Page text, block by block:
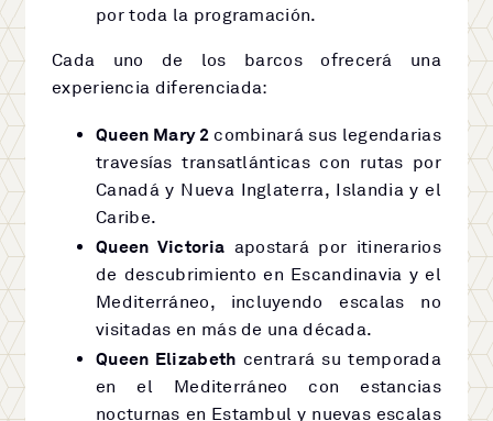
por toda la programación.
Cada uno de los barcos ofrecerá una
experiencia diferenciada:
Queen Mary 2combinará sus legendarias
travesías transatlánticas con rutas por
Canadá y Nueva Inglaterra, Islandia y el
Caribe.
Queen Victoria apostará por itinerarios
de descubrimiento en Escandinavia y el
Mediterráneo, incluyendo escalas no
visitadas en más de una década.
Queen Elizabeth centrará su temporada
en el Mediterráneo con estancias
nocturnas en Estambul y nuevas escalas